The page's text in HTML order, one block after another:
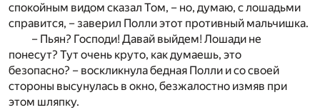
спокойным видом сказал Том, – но, думаю, с лошадьми
справится, – заверил Полли этот противный мальчишка.
– Пьян? Господи! Давай выйдем! Лошади не
понесут? Тут очень круто, как думаешь, это
безопасно? – воскликнула бедная Полли и со своей
стороны высунулась в окно, безжалостно измяв при
этом шляпку.